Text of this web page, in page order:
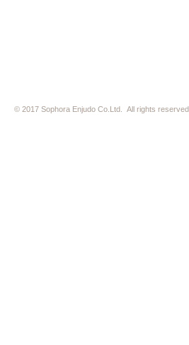
© 2017 Sophora Enjudo Co.Ltd. All rights reserved.